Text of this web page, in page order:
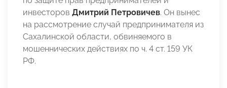
инвесторов Дмитрий Петровичев. Он вынес
на рассмотрение случай предпринимателя из
Сахалинской области, обвиняемого в
мошеннических действиях по ч. 4 ст. 159 УК
РФ.